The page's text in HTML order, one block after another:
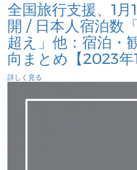
全国旅行支援、1
開 / 日本人宿泊数
超え」他：宿泊・
向まとめ【2023年1
詳しく見る